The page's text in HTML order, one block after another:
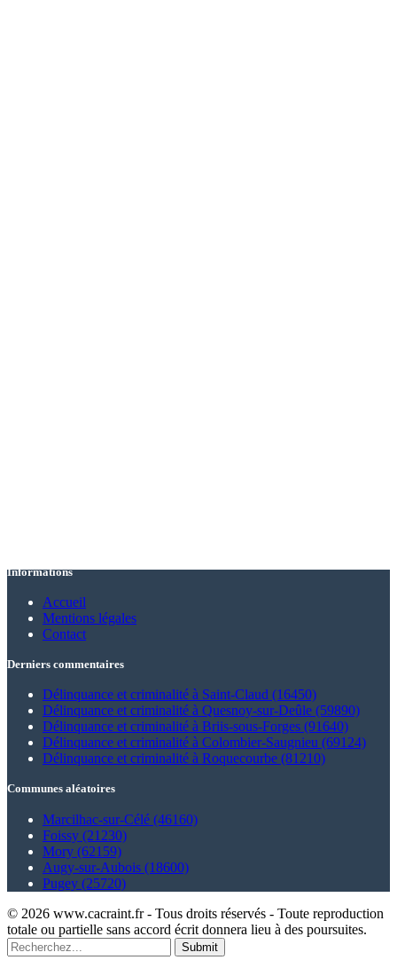
Informations
Accueil
Mentions légales
Contact
Derniers commentaires
Délinquance et criminalité à Saint-Claud (16450)
Délinquance et criminalité à Quesnoy-sur-Deûle (59890)
Délinquance et criminalité à Briis-sous-Forges (91640)
Délinquance et criminalité à Colombier-Saugnieu (69124)
Délinquance et criminalité à Roquecourbe (81210)
Communes aléatoires
Marcilhac-sur-Célé (46160)
Foissy (21230)
Mory (62159)
Augy-sur-Aubois (18600)
Pugey (25720)
© 2026 www.cacraint.fr - Tous droits réservés - Toute reproduction
totale ou partielle sans accord écrit donnera lieu à des poursuites.
Submit